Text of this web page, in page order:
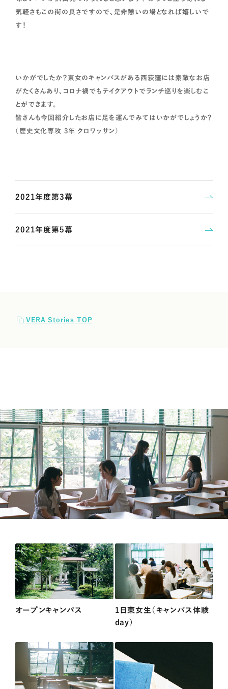
気軽さもこの街の良さですので、是非憩いの場となれば嬉しいで
す！
いかがでしたか？東女のキャンパスがある西荻窪には素敵なお店
がたくさんあり、コロナ禍でもテイクアウトでランチ巡りを楽しむこ
とができます。
皆さんも今回紹介したお店に足を運んでみてはいかがでしょうか？
（歴史文化専攻 3年 クロワッサン）
2021年度第3幕
2021年度第5幕
VERA Stories TOP
オープンキャンパス
1日東女生（キャンパス体験
day）